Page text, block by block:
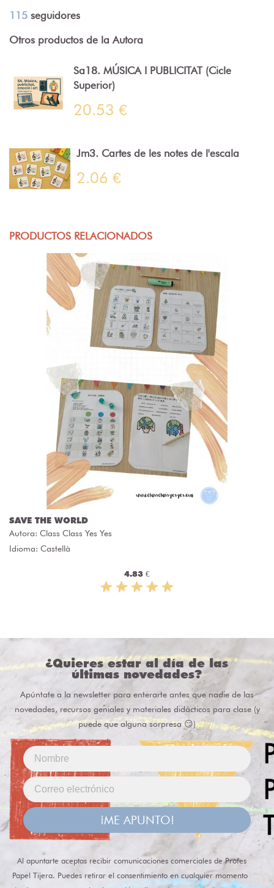
115 seguidores
Otros productos de la Autora
Sa18. MÚSICA I PUBLICITAT (Cicle
Superior)
20.53 €
Jm3. Cartes de les notes de l'escala
2.06 €
PRODUCTOS RELACIONADOS
SAVE THE WORLD
Autora: Class Class Yes Yes
Idioma: Castellà
4.83 €
¿Quieres estar al día de las
últimas novedades?
Apúntate a la newsletter para enterarte antes que nadie de las
novedades, recursos geniales y materiales didácticos para clase (y
puede que alguna sorpresa 😏)
¡ME APUNTO!
Al apuntarte aceptas recibir comunicaciones comerciales de Profes
Papel Tijera. Puedes retirar el consentimiento en cualquier momento